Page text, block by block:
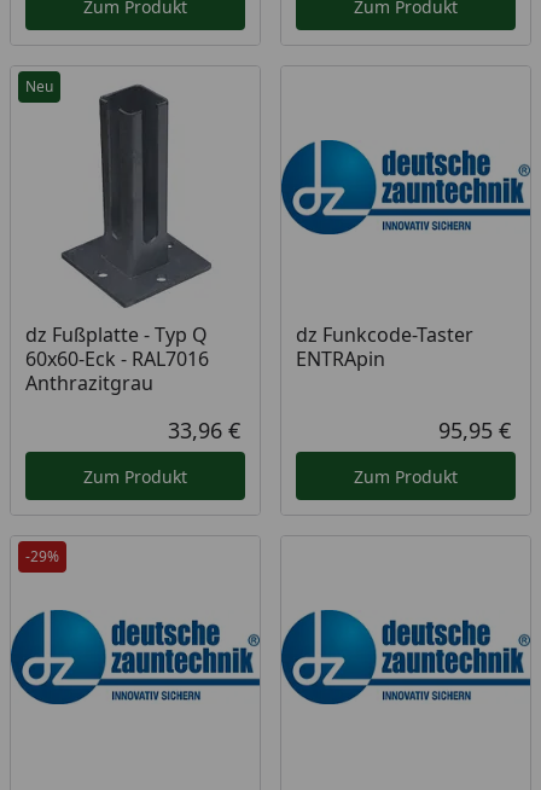
Zum Produkt Zum Produkt
Neu
dz Fußplatte - Typ Q
60x60-Eck - RAL7016
Anthrazitgrau
Aktueller Preis
33,96 €
Zum Produkt
dz Funkcode-Taster
ENTRApin
95,95 €
Zum Produkt
-29%